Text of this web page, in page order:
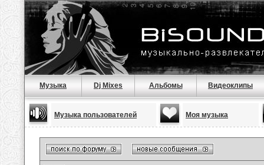
Музыка Dj Mixes Альбомы Видеоклипы
Музыка пользователей Моя музыка